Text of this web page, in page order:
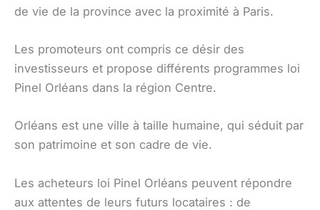
de vie de la province avec la proximité à Paris.
Les promoteurs ont compris ce désir des
investisseurs et propose différents programmes loi
Pinel Orléans dans la région Centre.
Orléans est une ville à taille humaine, qui séduit par
son patrimoine et son cadre de vie.
Les acheteurs loi Pinel Orléans peuvent répondre
aux attentes de leurs futurs locataires : de